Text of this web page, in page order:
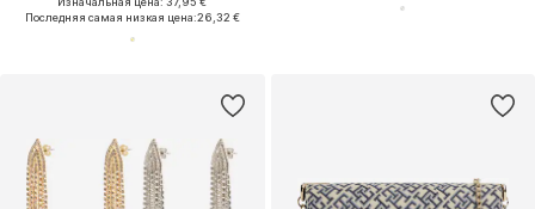
Последняя самая низкая цена:26,32 €